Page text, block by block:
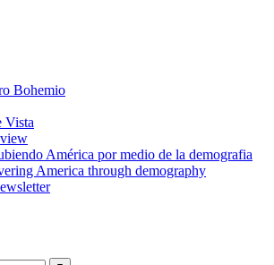
Bohemio
Vista
América por medio de la demografia
America through demography